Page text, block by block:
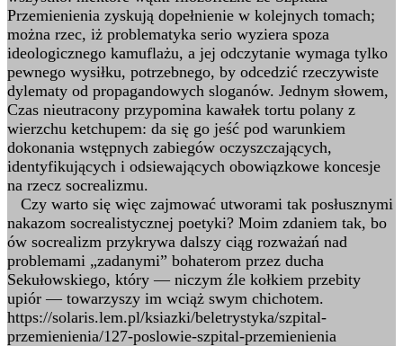
Przemienienia zyskują dopełnienie w kolejnych tomach;
można rzec, iż problematyka serio wyziera spoza
ideologicznego kamuflażu, a jej odczytanie wymaga tylko
pewnego wysiłku, potrzebnego, by odcedzić rzeczywiste
dylematy od propagandowych sloganów. Jednym słowem,
Czas nieutracony przypomina kawałek tortu polany z
wierzchu ketchupem: da się go jeść pod warunkiem
dokonania wstępnych zabiegów oczyszczających,
identyfikujących i odsiewających obowiązkowe koncesje
na rzecz socrealizmu.
Czy warto się więc zajmować utworami tak posłusznymi
nakazom socrealistycznej poetyki? Moim zdaniem tak, bo
ów socrealizm przykrywa dalszy ciąg rozważań nad
problemami „zadanymi” bohaterom przez ducha
Sekułowskiego, który — niczym źle kołkiem przebity
upiór — towarzyszy im wciąż swym chichotem.
https://solaris.lem.pl/ksiazki/beletrystyka/szpital-
przemienienia/127-poslowie-szpital-przemienienia